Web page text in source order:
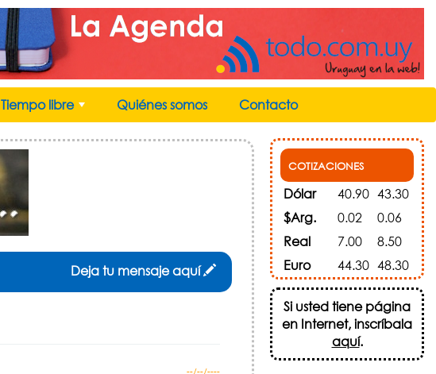
+
Tiempo libre Quiénes somos Contacto
Deja tu mensaje aquí
--/--/----
COTIZACIONES
Dólar 40.90 43.30
$Arg.
0.02
0.06
Real
7.00
8.50
Euro
44.30 48.30
Si usted tiene página
en Internet, inscríbala
aquí.